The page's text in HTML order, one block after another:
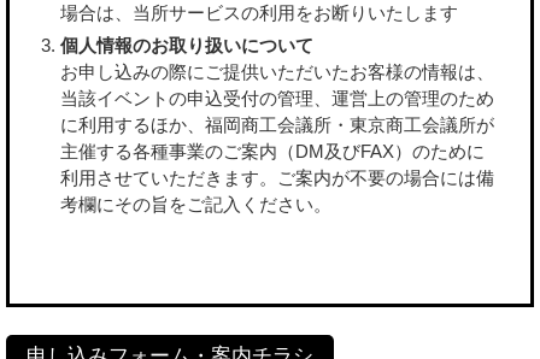
場合は、当所サービスの利用をお断りいたします
個人情報のお取り扱いについて
お申し込みの際にご提供いただいたお客様の情報は、
当該イベントの申込受付の管理、運営上の管理のため
に利用するほか、福岡商工会議所・東京商工会議所が
主催する各種事業のご案内（DM及びFAX）のために
利用させていただきます。ご案内が不要の場合には備
考欄にその旨をご記入ください。